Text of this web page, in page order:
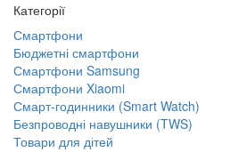
Категорії
Смартфони
Бюджетні смартфони
Смартфони Samsung
Смартфони Xiaomi
Смарт-годинники (Smart Watch)
Безпроводні навушники (TWS)
Товари для дітей